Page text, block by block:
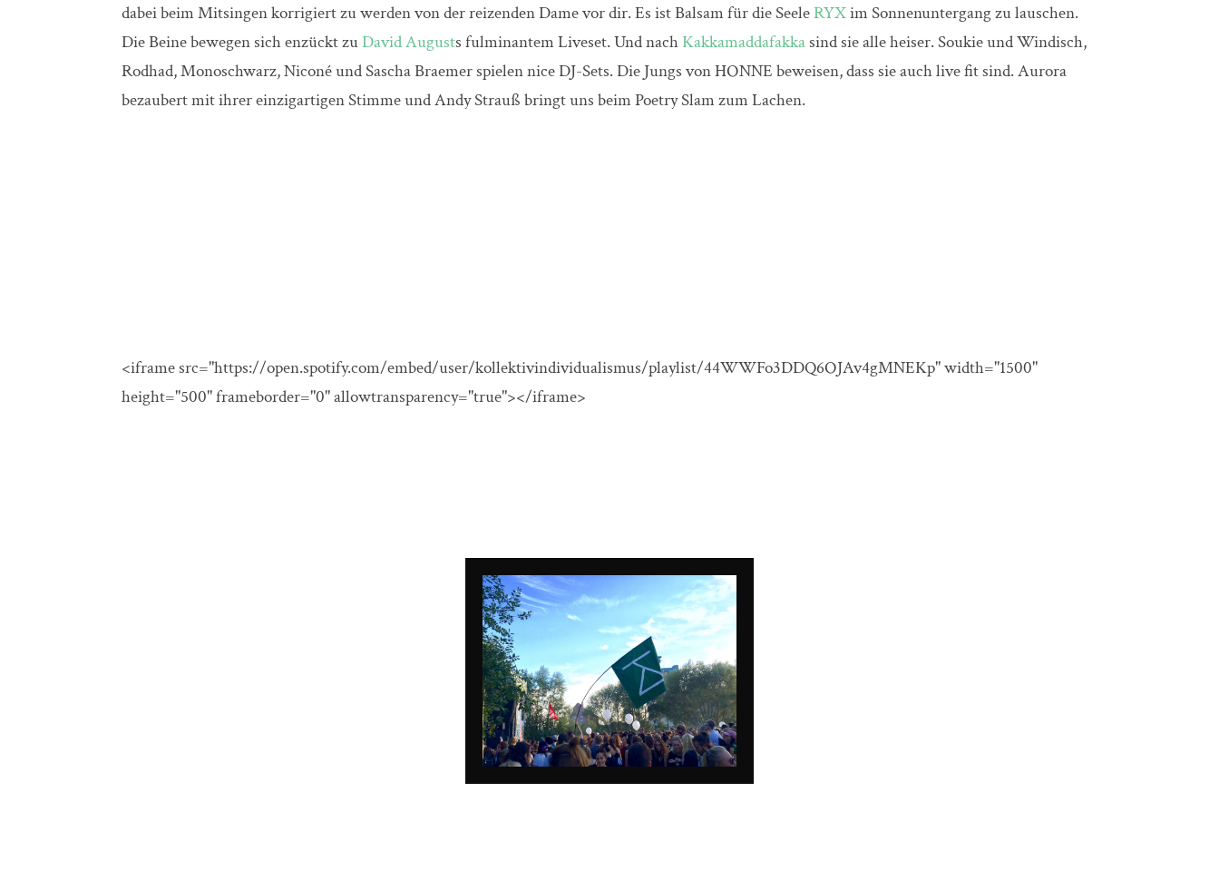
dabei beim Mitsingen korrigiert zu werden von der reizenden Dame vor dir. Es ist Balsam für die SeeleRYXim Sonnenuntergang zu lauschen.
Die Beine bewegen sich enzückt zuDavid Augusts fulminantem Liveset. Und nach Kakkamaddafakkasind sie alle heiser. Soukie und Windisch,
Rodhad, Monoschwarz, Niconé und Sascha Braemer spielen nice DJ-Sets. Die Jungs von HONNE beweisen, dass sie auch live fit sind. Aurora
bezaubert mit ihrer einzigartigen Stimme und Andy Strauß bringt uns beim Poetry Slam zum Lachen.
<iframe src="https://open.spotify.com/embed/user/kollektivindividualismus/playlist/44WWFo3DDQ6OJAv4gMNEKp" width="1500"
height="500" frameborder="0" allowtransparency="true"></iframe>